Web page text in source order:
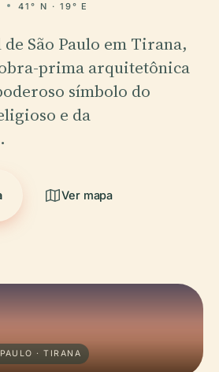
41° N · 19° E
São Paulo em Tirana,
prima arquitetônica
símbolo do
e da
Ver mapa
· TIRANA